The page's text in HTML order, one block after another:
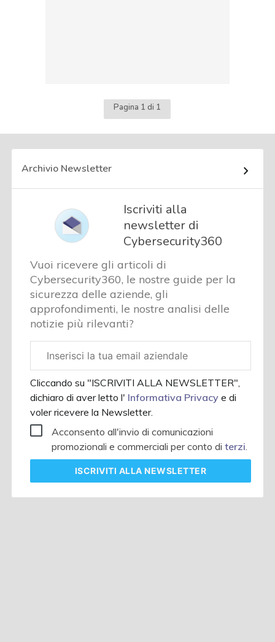
Pagina 1 di 1
Archivio Newsletter
Iscriviti alla
newsletter di
Cybersecurity360
Vuoi ricevere gli articoli di
Cybersecurity360, le nostre guide per la
sicurezza delle aziende, gli
approfondimenti, le nostre analisi delle
notizie più rilevanti?
aziendale
Cliccando su "ISCRIVITI ALLA NEWSLETTER",
dichiaro di aver letto l' Informativa Privacye di
voler ricevere la Newsletter.
Acconsento all'invio di comunicazioni
promozionali e commerciali per conto diterzi.
ISCRIVITI ALLA NEWSLETTER